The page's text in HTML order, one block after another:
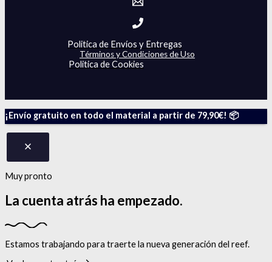
Politica de Envíos y Entregas
Términos y Condiciones de Uso
Politica de Cookies
¡Envío gratuito en todo el material a partir de 79,90€! 📦
Muy pronto
La cuenta atrás ha empezado.
Estamos trabajando para traerte la nueva generación del reef.